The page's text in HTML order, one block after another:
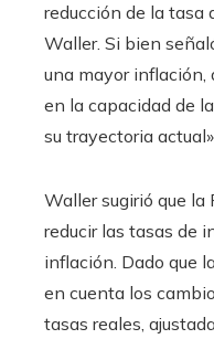
reducción de la tasa
Waller. Si bien
una mayor inflación,
en la capacidad de
su trayectoria
Waller sugirió que la
reducir las tasas de
inflación. Dado que
en cuenta los
tasas reales,